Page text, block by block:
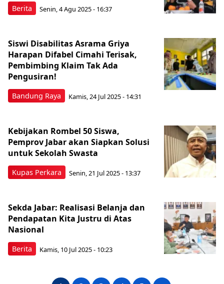
Berita Senin, 4 Agu 2025 - 16:37
Bandung Raya
Siswi Disabilitas Asrama Griya
Harapan Difabel Cimahi Terisak,
Pembimbing Klaim Tak Ada
Pengusiran!
Kamis, 24 Jul 2025 - 14:31
Kupas Perkara
Kebijakan Rombel 50 Siswa,
Pemprov Jabar akan Siapkan Solusi
untuk Sekolah Swasta
Senin, 21 Jul 2025 - 13:37
Berita
Sekda Jabar: Realisasi Belanja dan
Pendapatan Kita Justru di Atas
Nasional
Kamis, 10 Jul 2025 - 10:23